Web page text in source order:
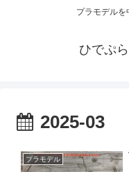
プラモデル
ひでぷ
2025-03
プラモデル